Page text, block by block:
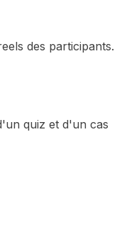
des participants.
quiz et d'un cas